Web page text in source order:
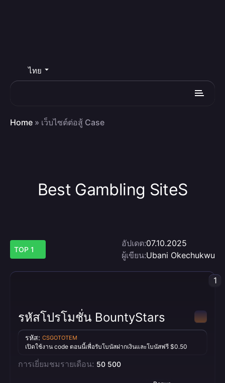
ไทย
Home » เว็บไซต์ต่อสู้ Case
Best Gambling SiteS
TOP 1
อัปเดต:07.10.2025
ผู้เขียน:Ubani Okechukwu
1
รหัสโปรโมชั่น BountyStars
รหัส: CSGOTOTEM
เปิดใช้งาน code ตอนนี้เพื่อรับโบนัสฝากเงินและโบนัสฟรี $0.50
การเยี่ยมชมรายเดือน: 50 500